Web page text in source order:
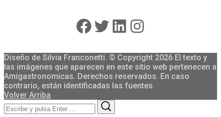
Facebook
Twitter
LinkedIn
Instagram
Diseño de Silvia Franconetti. © Copyright 2026 El texto y
las imágenes que aparecen en este sitio web pertenecen a
Amigastronomicas. Derechos reservados. En caso
contrario, están identificadas las fuentes.
Volver Arriba
Search
for: